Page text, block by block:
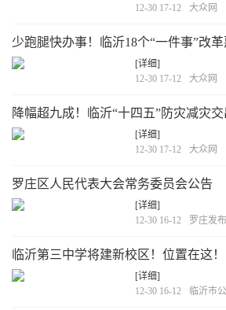
12-30 17-12
大众网
少跑腿快办事！临沂18个“一件事”改
[详细]
12-30 17-12
大众网
降幅超九成！临沂“十四五”防灾减灾
[详细]
12-30 17-12
大众网
罗庄区人民代表大会常务委员会公告
[详细]
12-30 16-12
罗庄发布
临沂第三中学将建新校区！位置在这！
[详细]
12-30 16-12
临沂市